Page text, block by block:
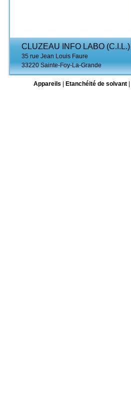
CLUZEAU INFO LABO (C.I.L.)
35 rue Jean Louis Faure
33220 Sainte-Foy-La-Grande
Appareils
Etanchéité de solvant